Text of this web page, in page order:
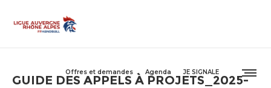
Offres et demandes Agenda JE SIGNALE
GUIDE DES APPELS À PROJETS_2025-